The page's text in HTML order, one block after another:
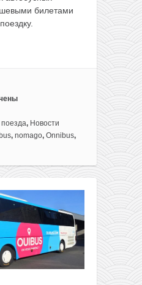
билетами
, Новости
, nomago, Onnibus,